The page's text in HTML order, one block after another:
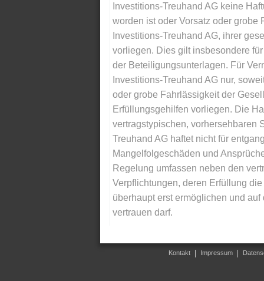
Investitions-Treuhand AG keine
worden ist oder Vorsatz oder
Investitions-Treuhand AG, ihrer
vorliegen. Dies gilt insbesondere
der Beteiligungsunterlagen. Für
Investitions-Treuhand AG nur,
oder grobe Fahrlässigkeit der
Erfüllungsgehilfen vorliegen. Die
vertragstypischen, vorhersehbaren
Treuhand AG haftet nicht für
Mangelfolgeschäden und
Regelung umfassen neben den
Verpflichtungen, deren Erfüllung
überhaupt erst ermöglichen und
vertrauen darf.
Kontakt Impressum